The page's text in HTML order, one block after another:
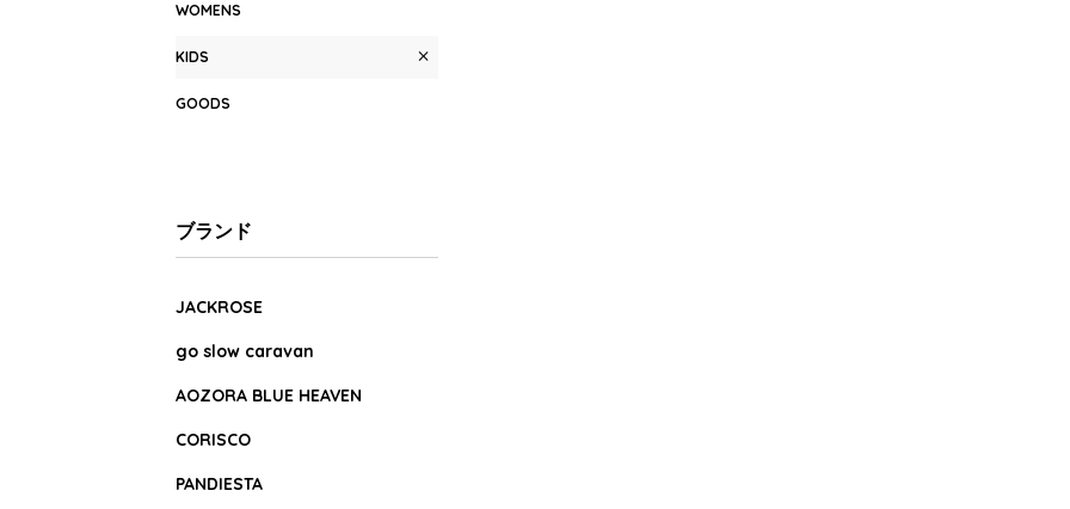
WOMENS
KIDS
GOODS
ブランド
JACKROSE
go slow caravan
AOZORA BLUE HEAVEN
CORISCO
PANDIESTA